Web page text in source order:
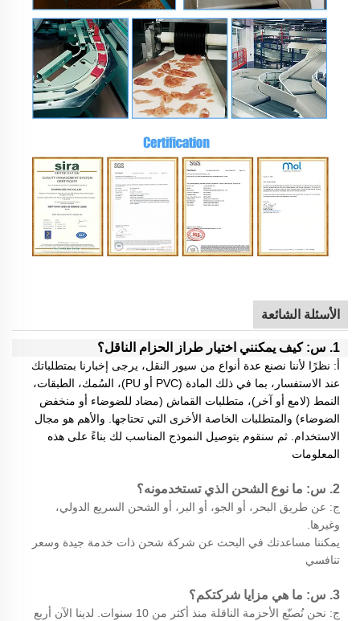
الأسئلة الشائعة
1. س: كيف يمكنني اختيار طراز الحزام الناقل؟
أ: نظرًا لأننا نصنع عدة أنواع من سيور النقل، يرجى إخبارنا بمتطلباتك
عند الاستفسار، بما في ذلك المادة (PVC أو PU)، السُمك، الطبقات،
النمط (لامع أو آخر)، متطلبات القماش (مضاد للضوضاء أو منخفض
الضوضاء) والمتطلبات الخاصة الأخرى التي تحتاجها. والأهم هو مجال
الاستخدام. ثم سنقوم بتوصيل النموذج المناسب لك بناءً على هذه
المعلومات
2. س: ما نوع الشحن الذي تستخدمونه؟
ج: عن طريق البحر، أو الجو، أو البر، أو الشحن السريع الدولي،
وغيرها.
يمكننا مساعدتك في البحث عن شركة شحن ذات خدمة جيدة وسعر
تنافسي
3. س: ما هي مزايا شركتكم؟
ج: نحن نُصنّع الأحزمة الناقلة منذ أكثر من 10 سنوات. لدينا الآن أربع